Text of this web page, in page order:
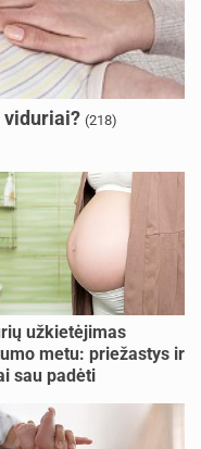
viduriai? (218)
užkietėjimas
metu: priežastys ir
sau padėti